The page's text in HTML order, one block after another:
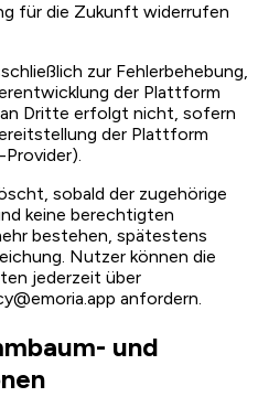
für die Zukunft widerrufen
zur Fehlerbehebung,
der Plattform
Dritte erfolgt nicht, sofern
der Plattform
sobald der zugehörige
keine berechtigten
bestehen, spätestens
Nutzer können die
jederzeit über
anfordern.
und